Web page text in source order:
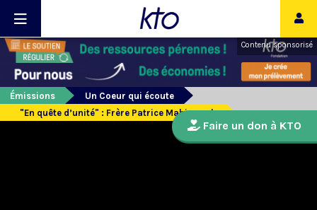
Contenu sponsorisé
Émissions
Un Coeur qui écoute
"En quête d’unité" : Frère Patrice Mahieu osb
Faire un don à KTO